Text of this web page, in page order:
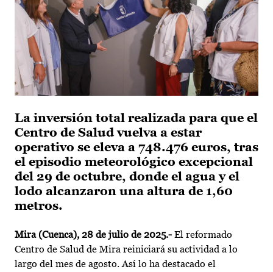
La inversión total realizada para que el
Centro de Salud vuelva a estar
operativo se eleva a 748.476 euros, tras
el episodio meteorológico excepcional
del 29 de octubre, donde el agua y el
lodo alcanzaron una altura de 1,60
metros.
Mira (Cuenca), 28 de julio de 2025.- El reformado
Centro de Salud de Mira reiniciará su actividad a lo
largo del mes de agosto. Así lo ha destacado el